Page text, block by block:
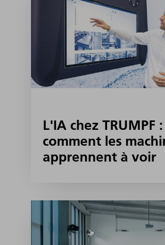
L'IA chez TRUMPF :
comment les
apprennent à voir